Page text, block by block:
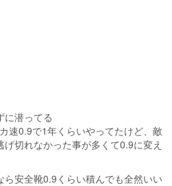
に潜ってる
速0.9で1年くらいやってたけど、敵
切れなかった事が多くて0.9に変え
ら安全靴0.9くらい積んでも全然いい